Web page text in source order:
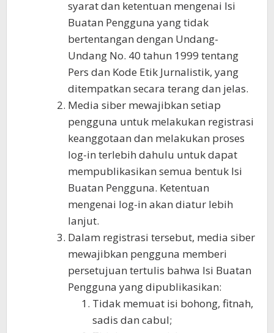
syarat dan ketentuan mengenai Isi
Buatan Pengguna yang tidak
bertentangan dengan Undang-
Undang No. 40 tahun 1999 tentang
Pers dan Kode Etik Jurnalistik, yang
ditempatkan secara terang dan jelas.
Media siber mewajibkan setiap
pengguna untuk melakukan registrasi
keanggotaan dan melakukan proses
log-in terlebih dahulu untuk dapat
mempublikasikan semua bentuk Isi
Buatan Pengguna. Ketentuan
mengenai log-in akan diatur lebih
lanjut.
Dalam registrasi tersebut, media siber
mewajibkan pengguna memberi
persetujuan tertulis bahwa Isi Buatan
Pengguna yang dipublikasikan:
Tidak memuat isi bohong, fitnah,
sadis dan cabul;